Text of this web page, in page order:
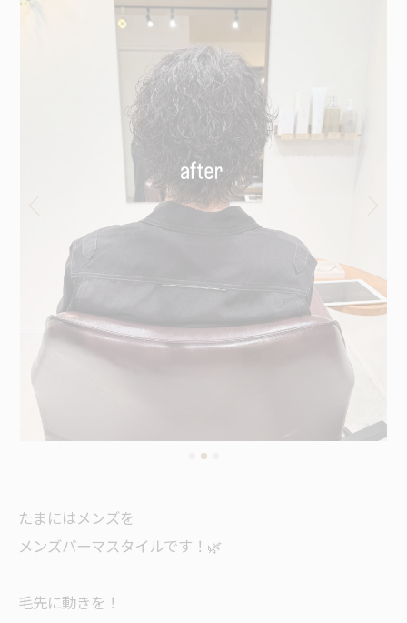
たまにはメンズを
メンズパーマスタイルです！🌿
毛先に動きを！